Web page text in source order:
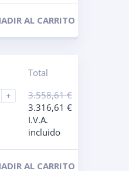
AL CARRITO
+
Total
3.558,61€
3.316,61€
I.V.A.
incluido
AL CARRITO